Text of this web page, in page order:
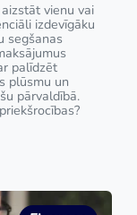
vienu vai
izdevīgāku
segšanas
palīdzēt
plūsmu un
pārvaldībā.